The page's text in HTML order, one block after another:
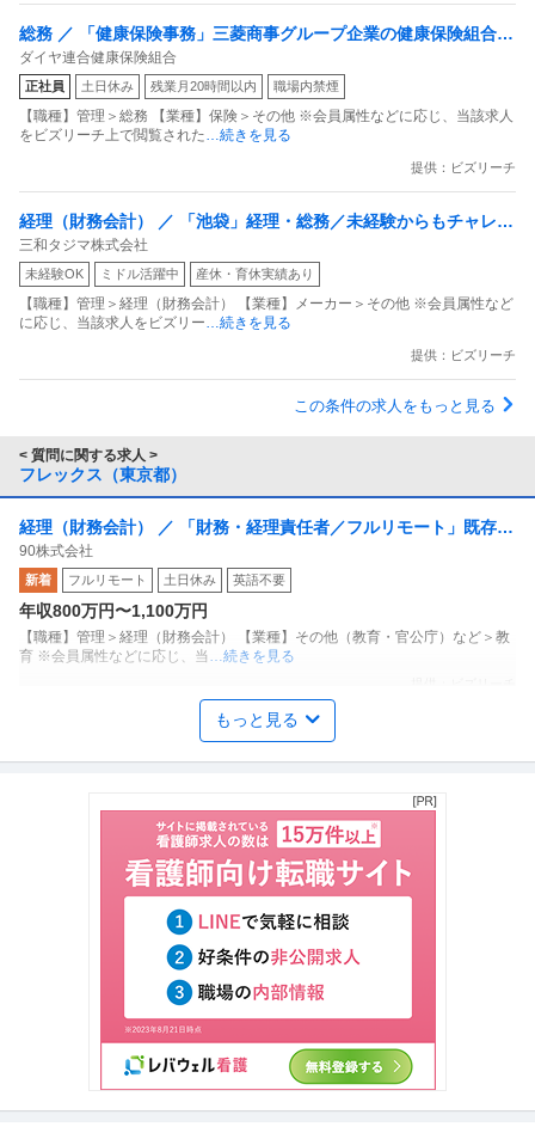
総務 ／ 「健康保険事務」三菱商事グループ企業の健康保険組合／
丸の内勤務／月平均残業時間10時間以下
ダイヤ連合健康保険組合
正社員 土日休み 残業月20時間以内 職場内禁煙
【職種】管理＞総務 【業種】保険＞その他 ※会員属性などに応じ、当該求人
をビズリーチ上で閲覧された…続きを見る
提供：ビズリーチ
経理（財務会計） ／ 「池袋」経理・総務／未経験からもチャレン
ジ可／年休125日／土日祝休／残業月20H程度／上場G
三和タジマ株式会社
未経験OK ミドル活躍中 産休・育休実績あり
【職種】管理＞経理（財務会計） 【業種】メーカー＞その他 ※会員属性など
に応じ、当該求人をビズリー…続きを見る
提供：ビズリーチ
この条件の求人をもっと見る
< 質問に関する求人 >
フレックス（東京都）
経理（財務会計） ／ 「財務・経理責任者／フルリモート」既存の
英語教育の常識を覆す事業を財務・経理面から加速する／財務・
経理責任者（CFO候補）募集
90株式会社
新着 フルリモート 土日休み 英語不要
年収800万円〜1,100万円
【職種】管理＞経理（財務会計） 【業種】その他（教育・官公庁）など＞教
育 ※会員属性などに応じ、当 …続きを見る
経理（財務会計） ／ 「リモート勤務OK」スタートアップに伴走
する経理パートナー 場所にとらわれず／経理キャリアをアップデ
sakusaku株式会社
年収400万円〜600万円
【職種】管理＞経理（財務会計） 【業種】IT・インターネット＞インターネ
ットサービス ※会員属性な…続きを見る
インテリアデザイナー ／ 「勝どき／三菱地所G」家具や什器・備
品のトータルコーディネート／リモート・フレックス有／著名案
株式会社メック・デザイン・インターナショナル
土日休み リモートワーク
【職種】デザイン＞インテリアデザイナー 【業種】建設＞その他 ※会員属性
もっと見る